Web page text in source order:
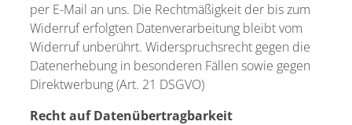
per E-Mail an uns. Die Rechtmäßigkeit der bis zum
Widerruf erfolgten Datenverarbeitung bleibt vom
Widerruf unberührt. Widerspruchsrecht gegen die
Datenerhebung in besonderen Fällen sowie gegen
Direktwerbung (Art. 21 DSGVO)
Recht auf Datenübertragbarkeit